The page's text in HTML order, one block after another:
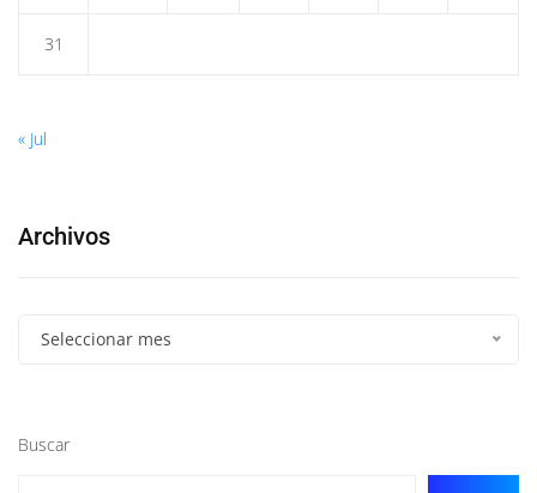
31
« Jul
Archivos
Seleccionar mes
Buscar